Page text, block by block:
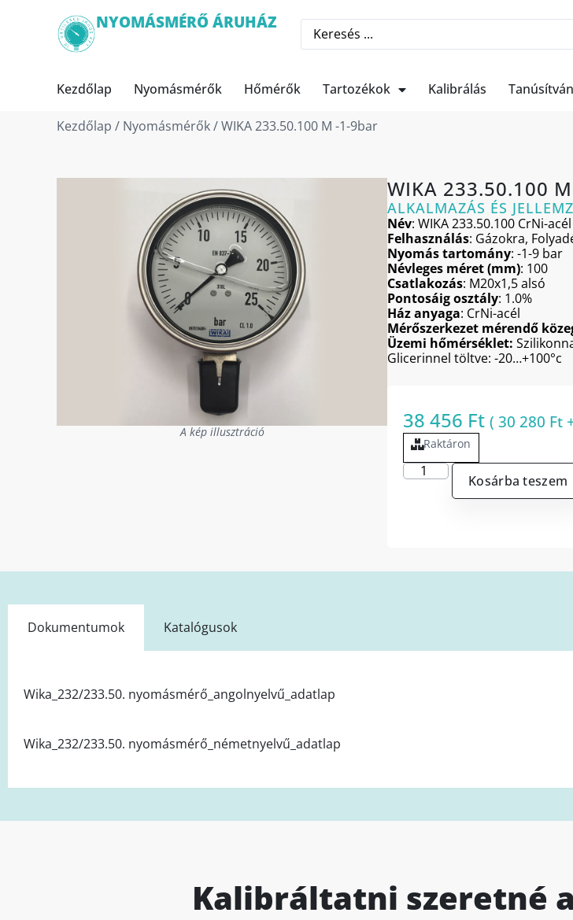
NYOMÁSMÉRŐ ÁRUHÁZ
Kezdőlap Nyomásmérők Hőmérők Tartozékok Kalibrálás
Kezdőlap / Nyomásmérők/ WIKA 233.50.100 M -1-9bar
A kép illusztráció
WIKA 233.50.100
ALKALMAZÁS ÉS
Név: WIKA 233.50.100 CrNi-
Felhasználás: Gázokra,
Nyomás tartomány: -1-9 bar
Névleges méret (mm): 100
Csatlakozás: M20x1,5 alsó
Pontosáig osztály: 1.0%
Ház anyaga: CrNi-acél
Mérőszerkezet mérendő
Üzemi hőmérséklet:
Glicerinnel töltve: -20…+100°c
38 456 Ft ( 30 280 Ft
Raktáron
Kosárba teszem
Dokumentumok Katalógusok
Wika_232/233.50. nyomásmérő_angolnyelvű_adatlap
Wika_232/233.50. nyomásmérő_németnyelvű_adatlap
Kalibráltatni szeretné